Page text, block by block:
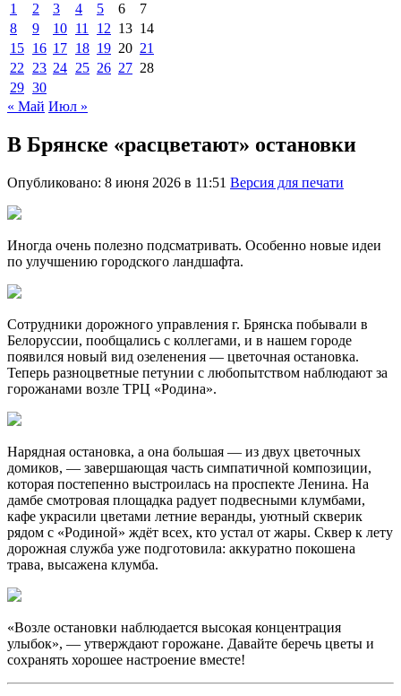
1 2 3 4 5 6
7
8
9 10 11 12 13 14
15 16 17 18 19 20 21
22
23 24 25 26 27 28
29 30
« Май Июл »
В Брянске «расцветают» остановки
Опубликовано: 8 июня 2026 в 11:51 Версия для печати
Иногда очень полезно подсматривать. Особенно новые идеи
по улучшению городского ландшафта.
Сотрудники дорожного управления г. Брянска побывали в
Белоруссии, пообщались с коллегами, и в нашем городе
появился новый вид озеленения — цветочная остановка.
Теперь разноцветные петунии с любопытством наблюдают за
горожанами возле ТРЦ «Родина».
Нарядная остановка, а она большая — из двух цветочных
домиков, — завершающая часть симпатичной композиции,
которая постепенно выстроилась на проспекте Ленина. На
дамбе смотровая площадка радует подвесными клумбами,
кафе украсили цветами летние веранды, уютный скверик
рядом с «Родиной» ждёт всех, кто устал от жары. Сквер к лету
дорожная служба уже подготовила: аккуратно покошена
трава, высажена клумба.
«Возле остановки наблюдается высокая концентрация
улыбок», — утверждают горожане. Давайте беречь цветы и
сохранять хорошее настроение вместе!